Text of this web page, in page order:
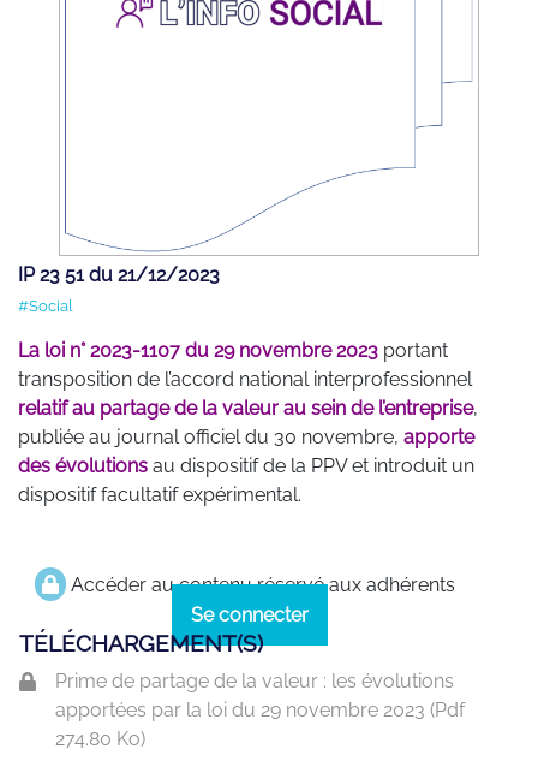
IP 23 51 du 21/12/2023
#Social
La loi n° 2023-1107 du 29 novembre 2023 portant
transposition de l’accord national interprofessionnel
relatif au partage de la valeur au sein de l’entreprise,
publiée au journal officiel du 30 novembre, apporte
des évolutions au dispositif de la PPV et introduit un
dispositif facultatif expérimental.
Accéder au contenu réservé aux adhérents
Se connecter
TÉLÉCHARGEMENT(S)
Prime de partage de la valeur : les évolutions
apportées par la loi du 29 novembre 2023 (Pdf
274.80 Ko)